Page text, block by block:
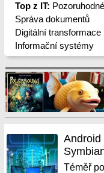
Top z IT:
Správa dokumentů
Digitální transformace
Informační systémy
Téměř